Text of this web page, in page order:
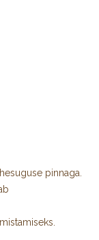
pinnaga.